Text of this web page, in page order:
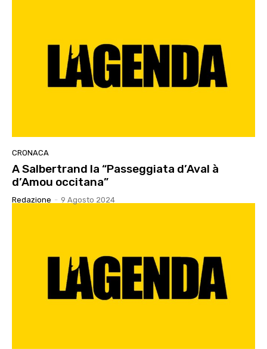
CRONACA
A Salbertrand la “Passeggiata d’Aval à
d’Amou occitana”
Redazione - 9 Agosto 2024